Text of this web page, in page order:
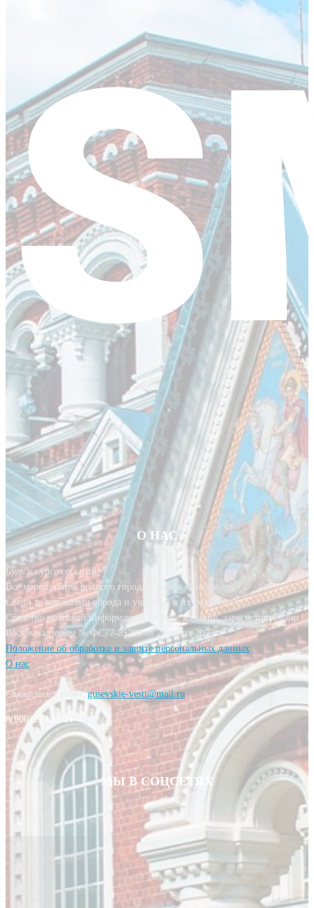
О НАС
Будь в курсе событий!
Все мероприятия родного города у тебя в кармане.
Следи за новостями города и участвуй в их создании!
Средство массовой информации, сетевое издание, зарегистрировано
Роскомнадзором № ФС77-85393 от 20 июня 2023 г.
Положение об обработке и защите персональных данных
О нас
Свяжитесь с нами:gusevskie-vesti@mail.ru
8(900)590-21-21
МЫ В СОЦСЕТЯХ